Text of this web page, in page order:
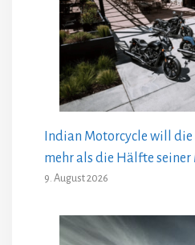
Indian Motorcycle will die
mehr als die Hälfte
9. August 2026